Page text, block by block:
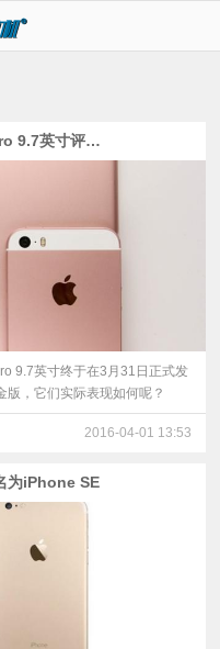
“脑残粉”来袭 iPhone SE & iPad Pro 9.7英寸评测视频
9.7英寸终于在3月31日正式发
，它们实际表现如何呢？
2016-04-01 13:53
为iPhone SE